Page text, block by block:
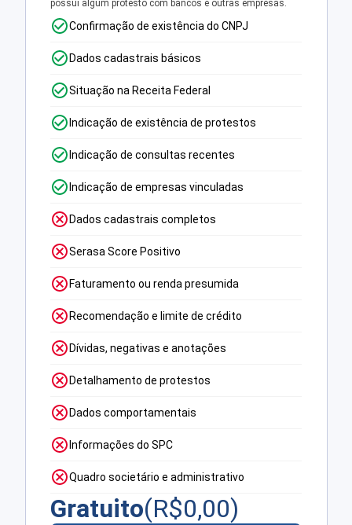
possui algum protesto com bancos e outras empresas.
Confirmação de existência do CNPJ
Dados cadastrais básicos
Situação na Receita Federal
Indicação de existência de protestos
Indicação de consultas recentes
Indicação de empresas vinculadas
Dados cadastrais completos
Serasa Score Positivo
Faturamento ou renda presumida
Recomendação e limite de crédito
Dívidas, negativas e anotações
Detalhamento de protestos
Dados comportamentais
Informações do SPC
Quadro societário e administrativo
Gratuito(R$0,00)